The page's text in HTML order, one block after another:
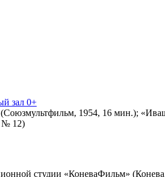
зал 0+
1954, 16 мин.);
№ 12)
студии «КоневаФильм»